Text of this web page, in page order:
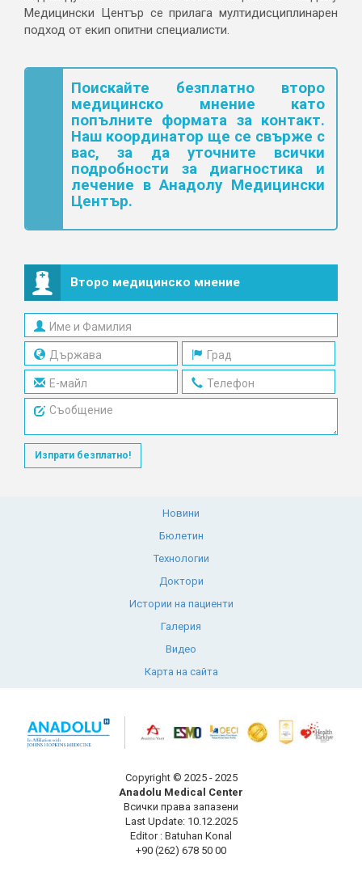
Медицински Център се прилага мултидисциплинарен
подход от екип опитни специалисти.
Поискайте безплатно второ
медицинско мнение като
попълните формата за контакт.
Наш координатор ще се свърже с
вас, за да уточните всички
подробности за диагностика и
лечение в Анадолу Медицински
Център.
Второ медицинско мнение
Изпрати безплатно!
Новини
Бюлетин
Технологии
Доктори
Истории на пациенти
Галерия
Видео
Карта на сайта
Copyright © 2025 - 2025
Anadolu Medical Center
Всички права запазени
Last Update: 10.12.2025
Editor : Batuhan Konal
+90 (262) 678 50 00